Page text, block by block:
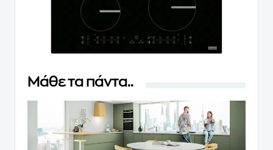
Μάθε τα πάντα..